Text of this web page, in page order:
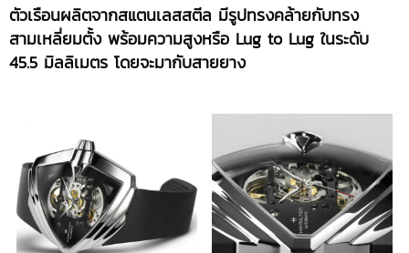
ตัวเรือนผลิตจากสแตนเลสสตีล มีรูปทรงคล้ายกับทรง
สามเหลี่ยมตั้ง พร้อมความสูงหรือ Lug to Lug ในระดับ
45.5 มิลลิเมตร โดยจะมากับสายยาง